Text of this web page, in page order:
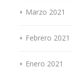
Marzo 2021
Febrero 2021
Enero 2021